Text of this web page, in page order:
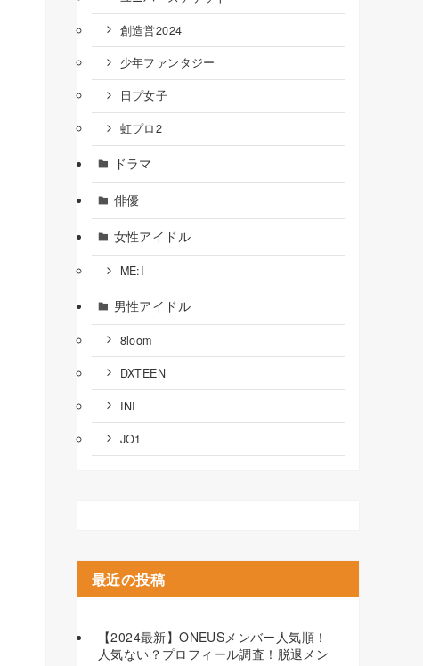
創造営2024
少年ファンタジー
日プ女子
虹プロ2
ドラマ
俳優
女性アイドル
ME:I
男性アイドル
8loom
DXTEEN
INI
JO1
最近の投稿
【2024最新】ONEUSメンバー人気順！
人気ない？プロフィール調査！脱退メン